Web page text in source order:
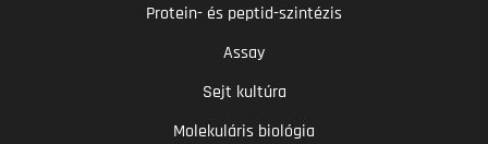
Protein- és peptid-szintézis
Assay
Sejt kultúra
Molekuláris biológia